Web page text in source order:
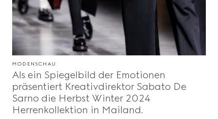
MODENSCHAU
Als ein Spiegelbild der Emotionen
präsentiert Kreativdirektor Sabato De
Sarno die Herbst Winter 2024
Herrenkollektion in Mailand.